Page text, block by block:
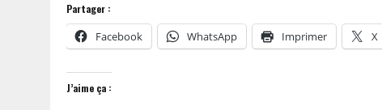
Partager :
Facebook WhatsApp Imprimer X
J’aime ça :